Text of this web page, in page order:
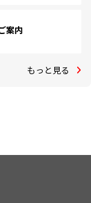
案内
もっと見る